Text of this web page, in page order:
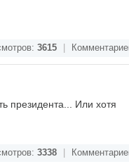
3615
президента... Или хотя
3338